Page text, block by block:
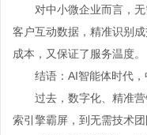
对中小微企业而言，无
客户互动数据，精准识别
成本，又保证了服务温度。
结语：AI智能体时代，
过去，数字化、精准营
索引擎霸屏，到无需技术